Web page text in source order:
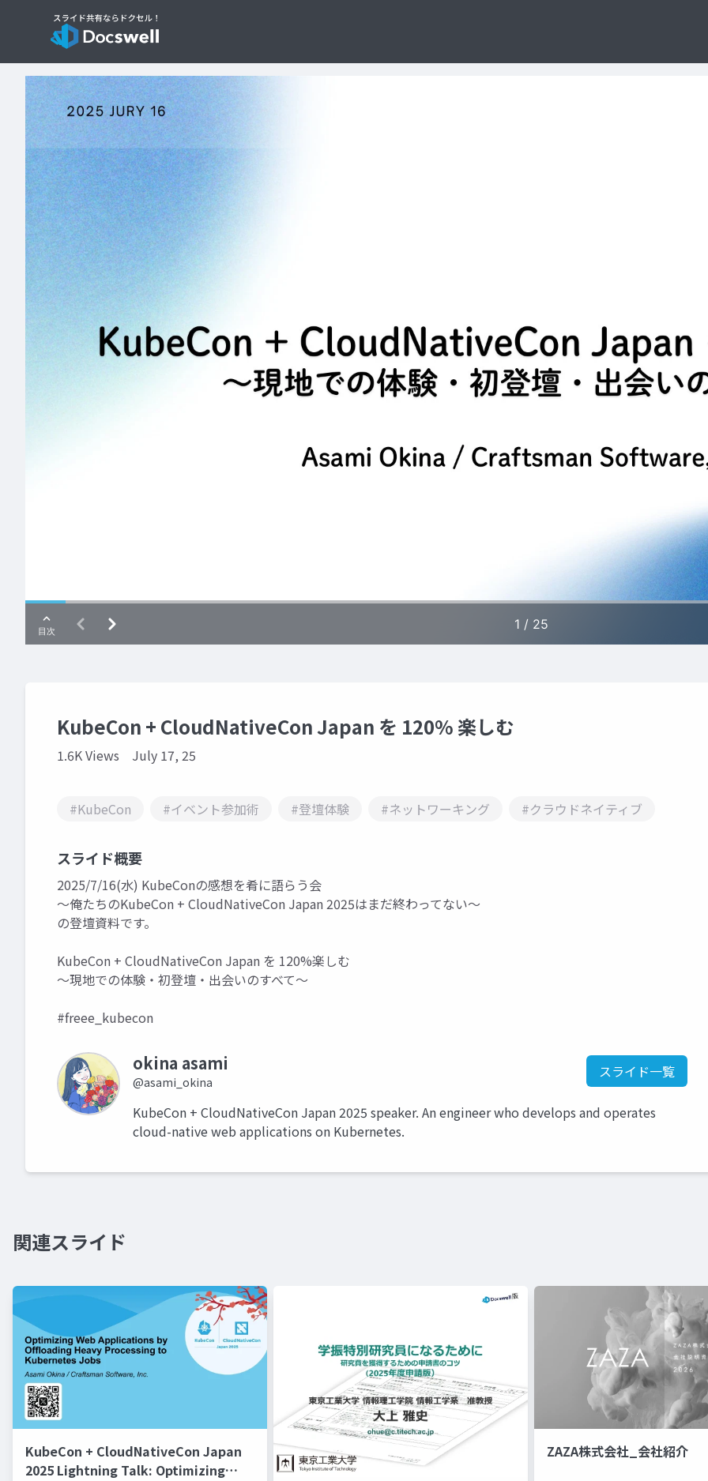
KubeCon + CloudNativeCon Japan を 120% 楽しむ
1.6K Views July 17, 25
#KubeCon #イベント参加術 #登壇体験 #ネットワーキング #クラウドネイティブ
スライド概要
2025/7/16(水) KubeConの感想を肴に語らう会
〜俺たちのKubeCon + CloudNativeCon Japan 2025はまだ終わってない〜
の登壇資料です。
KubeCon + CloudNativeCon Japan を 120%楽しむ
〜現地での体験・初登壇・出会いのすべて〜
#freee_kubecon
okina asami
@asami_okina
スライド一覧
KubeCon + CloudNativeCon Japan 2025 speaker. An engineer who develops and operates
cloud-native web applications on Kubernetes.
関連スライド
KubeCon + CloudNativeCon Japan
2025 Lightning Talk: Optimizing
ZAZA株式会社_会社紹介